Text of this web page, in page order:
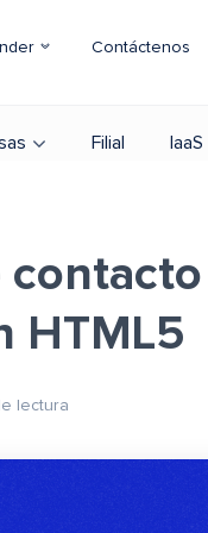
Contáctenos
Filial IaaS
contacto
HTML5
lectura